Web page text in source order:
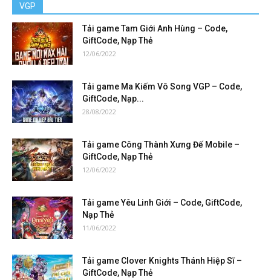
VGP
Tải game Tam Giới Anh Hùng – Code,
GiftCode, Nạp Thẻ
12/06/2022
Tải game Ma Kiếm Vô Song VGP – Code,
GiftCode, Nạp...
28/08/2022
Tải game Công Thành Xưng Đế Mobile –
GiftCode, Nạp Thẻ
12/06/2022
Tải game Yêu Linh Giới – Code, GiftCode,
Nạp Thẻ
11/06/2022
Tải game Clover Knights Thánh Hiệp Sĩ –
GiftCode, Nạp Thẻ